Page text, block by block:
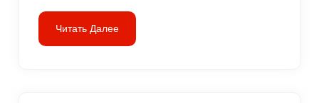
Читать Далее